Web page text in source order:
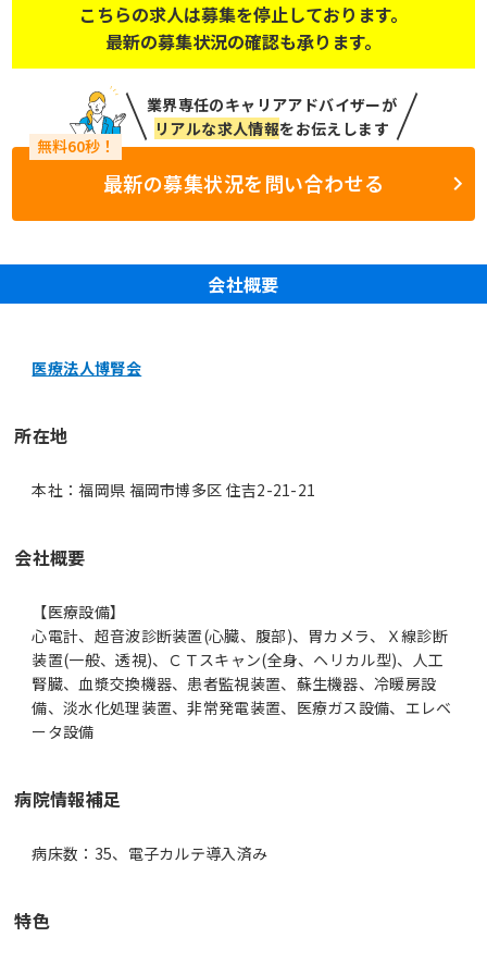
こちらの求人は募集を停止しております。
最新の募集状況の確認も承ります。
業界専任のキャリアアドバイザーが
リアルな求人情報をお伝えします
最新の募集状況を問い合わせる
会社概要
医療法人博腎会
所在地
本社：福岡県 福岡市博多区 住吉2-21-21
会社概要
【医療設備】
心電計、超音波診断装置(心臓、腹部)、胃カメラ、Ｘ線診断
装置(一般、透視)、ＣＴスキャン(全身、ヘリカル型)、人工
腎臓、血漿交換機器、患者監視装置、蘇生機器、冷暖房設
備、淡水化処理装置、非常発電装置、医療ガス設備、エレベ
ータ設備
病院情報補足
病床数：35、電子カルテ導入済み
特色